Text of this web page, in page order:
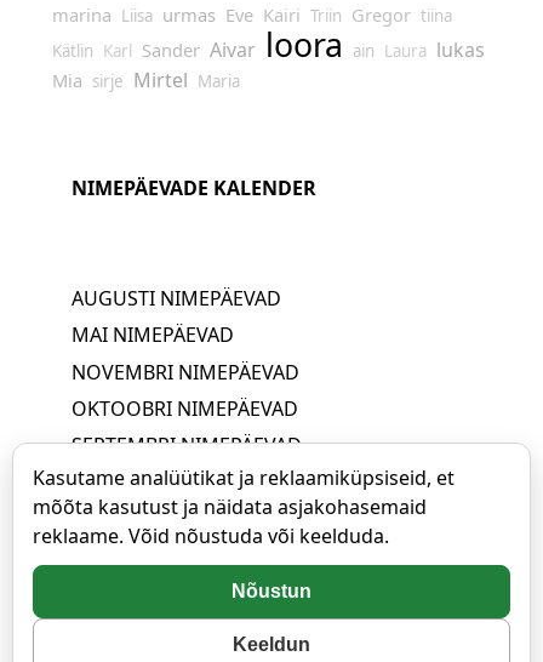
marina Liisa urmas Eve Kairi Triin Gregor tiina
Kätlin Karl Sander Aivar loora ain Laura lukas
Mia sirje Mirtel Maria
NIMEPÄEVADE KALENDER
AUGUSTI NIMEPÄEVAD
MAI NIMEPÄEVAD
NOVEMBRI NIMEPÄEVAD
OKTOOBRI NIMEPÄEVAD
SEPTEMBRI NIMEPÄEVAD
JUUNI NIMEPÄEVAD
APRILLI NIMEPÄEVAD
MÄRTSI NIMEPÄEVAD
Kasutame analüütikat ja reklaamiküpsiseid, et
mõõta kasutust ja näidata asjakohasemaid
reklaame. Võid nõustuda või keelduda.
Nõustun
Keeldun